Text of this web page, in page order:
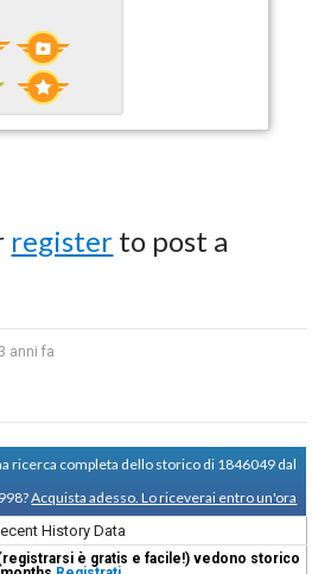
register to post a
3 anni fa
ricerca completa dello storico di 1846049 dal
Acquista adesso. Lo riceverai entro un'ora
History Data
è gratis e facile!) vedono storico